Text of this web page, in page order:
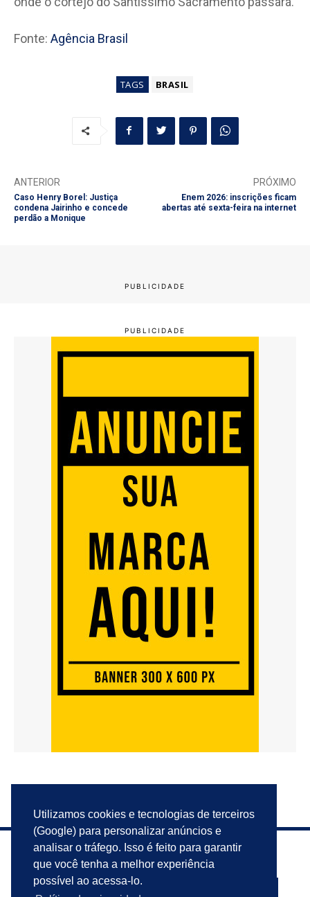
Utilizamos cookies e tecnologias de terceiros
(Google) para personalizar anúncios e
analisar o tráfego. Isso é feito para garantir
que você tenha a melhor experiência
possível ao acessa-lo.
Fonte: Agência Brasil
TAGS BRASIL
ANTERIOR
Caso Henry Borel: Justiça
condena Jairinho e concede
perdão a Monique
PRÓXIMO
Enem 2026: inscrições ficam
abertas até sexta-feira na internet